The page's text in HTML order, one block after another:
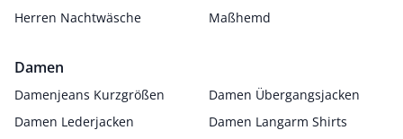
Herren Nachtwäsche
Maßhemd
Damen
Damenjeans Kurzgrößen
Damen Übergangsjacken
Damen Lederjacken
Damen Langarm Shirts